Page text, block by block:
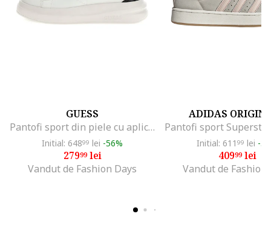
GUESS
Pantofi sport din piele cu aplicatie logo, Alb/Negru
Initial: 64899 lei -56%
27999lei
Vandut de Fashion Days
ADIDAS
Initial: 611 99 lei -
40999lei
Vandut de Fashion